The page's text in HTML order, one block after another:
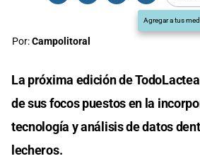
Agregar a tus
Por:Campolitoral
La próxima edición de
de sus focos puestos en la
tecnología y análisis de datos
lecheros.